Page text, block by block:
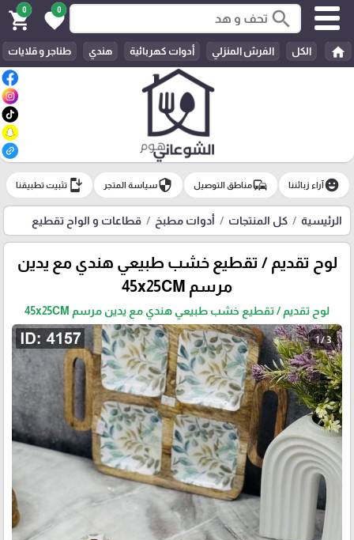
search
0
favorite
0
shopping_cart
home الكل الفرش المنزلي أدوات كهربائية هندي طناجر و قلايات
emoji_emotionsآراء زبائننا commuteمناطق التوصيل securityسياسة المتجر install_mobile تثبيت تطبيقنا
الرئيسية كل المنتجات أدوات مطبخ قطاعات و الواح تقطيع
لوح تقديم / تقطيع خشب طبيعي هندي مع يدين
مرسم 45x25CM
لوح تقديم / تقطيع خشب طبيعي هندي مع يدين مرسم 45x25CM
1 / 3